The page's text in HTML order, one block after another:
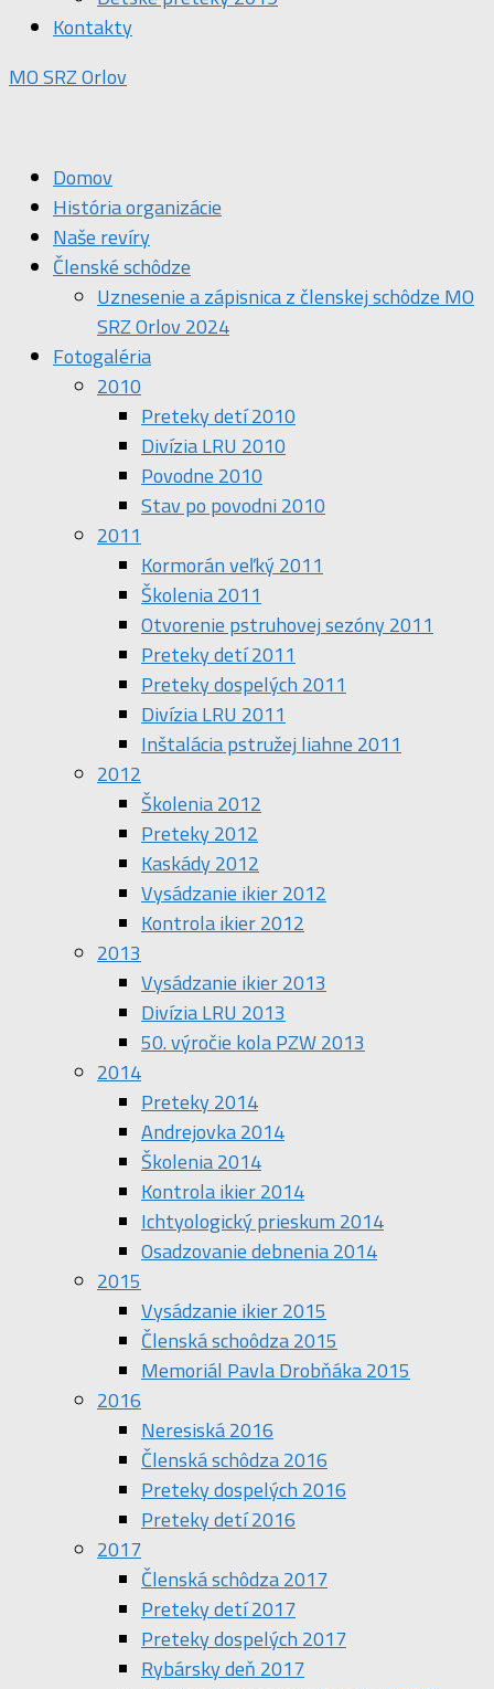
Kontakty
MO SRZ Orlov
Domov
História organizácie
Naše revíry
Členské schôdze
Uznesenie a zápisnica z členskej schôdze MO
SRZ Orlov 2024
Fotogaléria
2010
Preteky detí 2010
Divízia LRU 2010
Povodne 2010
Stav po povodni 2010
2011
Kormorán veľký 2011
Školenia 2011
Otvorenie pstruhovej sezóny 2011
Preteky detí 2011
Preteky dospelých 2011
Divízia LRU 2011
Inštalácia pstružej liahne 2011
2012
Školenia 2012
Preteky 2012
Kaskády 2012
Vysádzanie ikier 2012
Kontrola ikier 2012
2013
Vysádzanie ikier 2013
Divízia LRU 2013
50. výročie kola PZW 2013
2014
Preteky 2014
Andrejovka 2014
Školenia 2014
Kontrola ikier 2014
Ichtyologický prieskum 2014
Osadzovanie debnenia 2014
2015
Vysádzanie ikier 2015
Členská schoôdza 2015
Memoriál Pavla Drobňáka 2015
2016
Neresiská 2016
Členská schôdza 2016
Preteky dospelých 2016
Preteky detí 2016
2017
Členská schôdza 2017
Preteky detí 2017
Preteky dospelých 2017
Rybársky deň 2017